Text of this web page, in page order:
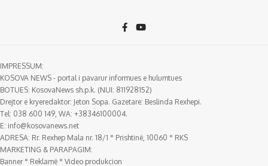
IMPRESSUM:
KOSOVA NEWS - portal i pavarur informues e hulumtues
BOTUES: KosovaNews sh.p.k. (NUI: 811928152)
Drejtor e kryeredaktor: Jeton Sopa. Gazetare: Beslinda Rexhepi.
Tel: 038 600 149, WA: +38346100004.
E: info@kosovanews.net
ADRESA: Rr. Rexhep Mala nr. 18/1 ° Prishtinë, 10060 ° RKS
MARKETING & PARAPAGIM:
Banner ° Reklamë ° Video produkcion